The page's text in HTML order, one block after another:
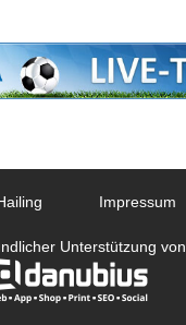
Impressum
Unterstützung von